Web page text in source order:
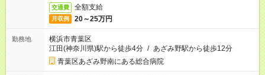
交通費 全額支給
月収例 20～25万円
勤務地
横浜市青葉区
江田(神奈川県)駅から徒歩4分 / あざみ野駅から徒歩12分
青葉区あざみ野南にある総合病院